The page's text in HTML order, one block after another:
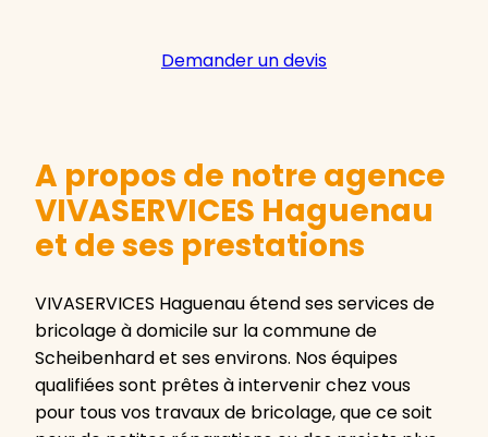
Demander un devis
A propos de notre agence
VIVASERVICES Haguenau
et de ses prestations
VIVASERVICES Haguenau étend ses services de
bricolage à domicile sur la commune de
Scheibenhard et ses environs. Nos équipes
qualifiées sont prêtes à intervenir chez vous
pour tous vos travaux de bricolage, que ce soit